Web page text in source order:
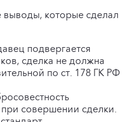
выводы, которые сделал
подвергается
сделка не должна
по ст. 178 ГК РФ
совершении сделки.